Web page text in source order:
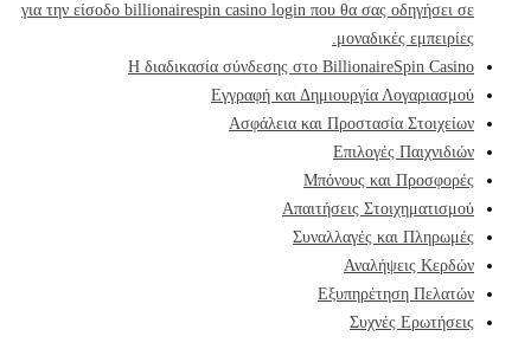
για την είσοδο billionairespin casino login που θα σας οδηγήσει σε
μοναδικές εμπειρίες.
Η διαδικασία σύνδεσης στο BillionaireSpin Casino
Εγγραφή και Δημιουργία Λογαριασμού
Ασφάλεια και Προστασία Στοιχείων
Επιλογές Παιχνιδιών
Μπόνους και Προσφορές
Απαιτήσεις Στοιχηματισμού
Συναλλαγές και Πληρωμές
Αναλήψεις Κερδών
Εξυπηρέτηση Πελατών
Συχνές Ερωτήσεις